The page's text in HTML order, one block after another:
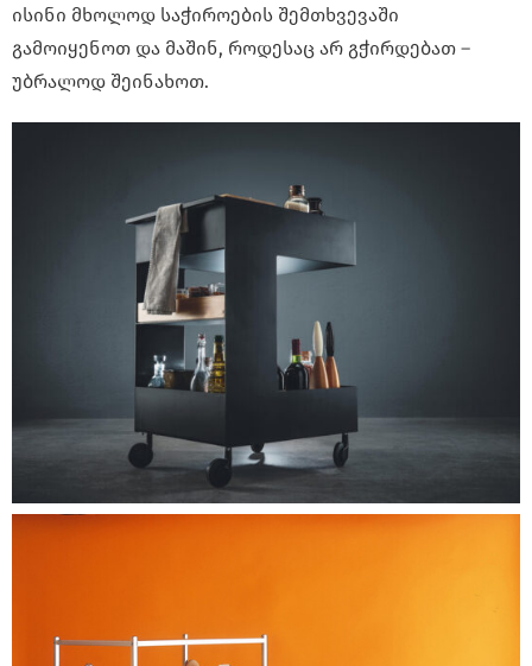
ისინი მხოლოდ საჭიროების შემთხვევაში
გამოიყენოთ და მაშინ, როდესაც არ გჭირდებათ –
უბრალოდ შეინახოთ.